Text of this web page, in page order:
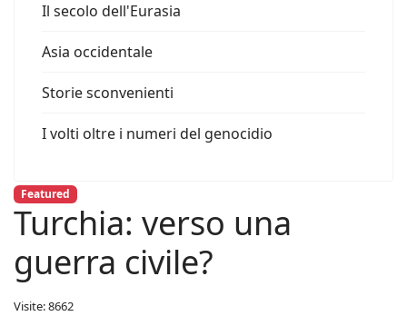
Il secolo dell'Eurasia
Asia occidentale
Storie sconvenienti
I volti oltre i numeri del genocidio
Featured
Turchia: verso una
guerra civile?
Visite: 8662